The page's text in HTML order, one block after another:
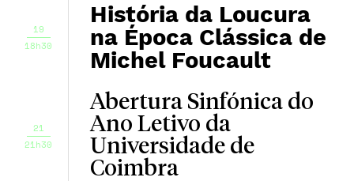
19
18h30
História da Loucura
na Época Clássica de
Michel Foucault
21
21h30
Abertura Sinfónica do
Ano Letivo da
Universidade de
Coimbra